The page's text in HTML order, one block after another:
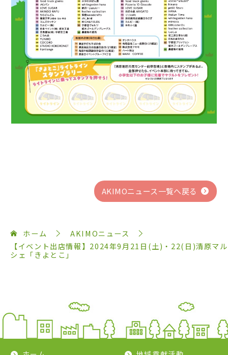
AKIMOニュース一覧へ戻る
ホーム
AKIMOニュース
【イベント出店情報】2024年9月21日(土)・22(日)清原マル
シェ「きよとこ」